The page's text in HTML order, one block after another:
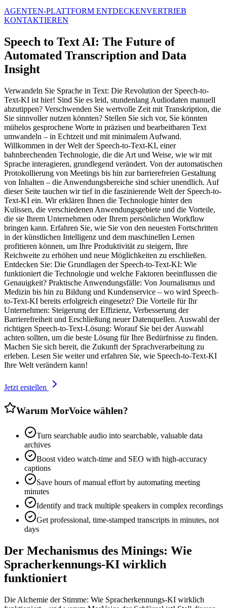
AGENTEN-PLATTFORM ENTDECKENVERTRIEB
KONTAKTIEREN
Speech to Text AI: The Future of
Automated Transcription and Data
Insight
Verwandeln Sie Sprache in Text: Die Revolution der Speech-to-
Text-KI ist hier! Sind Sie es leid, stundenlang Audiodaten manuell
abzutippen? Verschwenden Sie wertvolle Zeit mit Transkription, die
Sie sinnvoller nutzen könnten? Stellen Sie sich vor, Sie könnten
mühelos gesprochene Worte in präzisen und bearbeitbaren Text
umwandeln – in Echtzeit und mit minimalem Aufwand.
Willkommen in der Welt der Speech-to-Text-KI, einer
bahnbrechenden Technologie, die die Art und Weise, wie wir mit
Sprache interagieren, grundlegend verändert. Von der automatischen
Protokollierung von Meetings bis hin zur barrierefreien Gestaltung
von Inhalten – die Anwendungsbereiche sind schier unendlich. Auf
dieser Seite tauchen wir tief in die faszinierende Welt der Speech-to-
Text-KI ein. Wir erklären Ihnen die Technologie hinter den
Kulissen, die verschiedenen Anwendungsgebiete und die Vorteile,
die sie Ihrem Unternehmen oder Ihrem persönlichen Workflow
bringen kann. Erfahren Sie, wie Sie von den neuesten Fortschritten
in der künstlichen Intelligenz und dem maschinellen Lernen
profitieren können, um Ihre Produktivität zu steigern, Ihre
Reichweite zu erhöhen und neue Möglichkeiten zu erschließen.
Entdecken Sie: Die Grundlagen der Speech-to-Text-KI: Wie
funktioniert die Technologie und welche Faktoren beeinflussen die
Genauigkeit? Praktische Anwendungsfälle: Von Journalismus und
Medizin bis hin zu Bildung und Kundenservice – wo wird Speech-
to-Text-KI bereits erfolgreich eingesetzt? Die Vorteile für Ihr
Unternehmen: Steigerung der Effizienz, Verbesserung der
Barrierefreiheit und Erschließung neuer Datenquellen. Auswahl der
richtigen Speech-to-Text-Lösung: Worauf Sie bei der Auswahl
achten sollten, um die beste Lösung für Ihre Bedürfnisse zu finden.
Machen Sie sich bereit, die Zukunft der Sprachverarbeitung zu
erleben. Lesen Sie weiter und erfahren Sie, wie Speech-to-Text-KI
Ihre Welt verändern kann!
Jetzt erstellen
Warum MorVoice wählen?
Turn searchable audio into searchable, valuable data
archives
Boost video watch-time and SEO with high-accuracy
captions
Save hours of manual effort by automating meeting
minutes
Identify and track multiple speakers in complex recordings
Get professional, time-stamped transcripts in minutes, not
days
Der Mechanismus des Minings: Wie
Spracherkennungs-KI wirklich
funktioniert
Die Alchemie der Stimme: Wie Spracherkennungs-KI wirklich